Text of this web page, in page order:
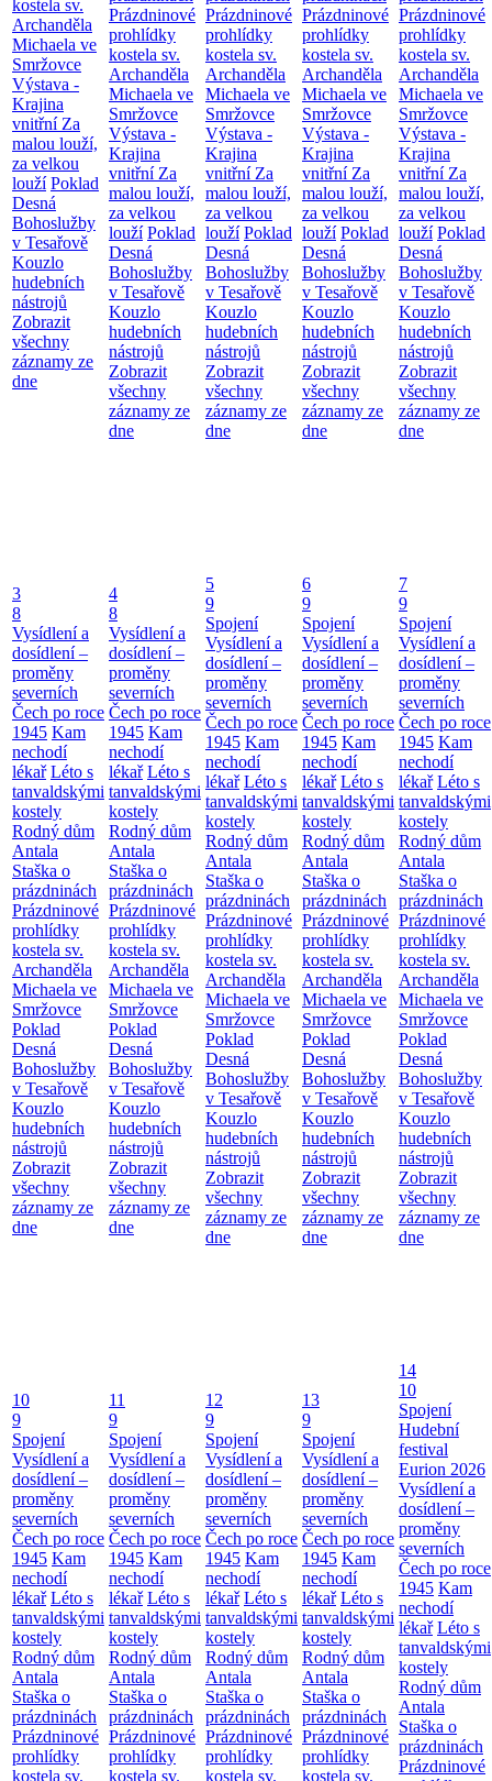
kostela sv.
Archanděla
Michaela ve
Smržovce
Výstava -
Krajina
vnitřní Za
malou louží,
za velkou
louží Poklad
Desná
Bohoslužby
v Tesařově
Kouzlo
hudebních
nástrojů
Zobrazit
všechny
záznamy ze
dne
Prázdninové
prohlídky
kostela sv.
Archanděla
Michaela ve
Smržovce
Výstava -
Krajina
vnitřní Za
malou louží,
za velkou
louží Poklad
Desná
Bohoslužby
v Tesařově
Kouzlo
hudebních
nástrojů
Zobrazit
všechny
záznamy ze
dne
Prázdninové
prohlídky
kostela sv.
Archanděla
Michaela ve
Smržovce
Výstava -
Krajina
vnitřní Za
malou louží,
za velkou
louží Poklad
Desná
Bohoslužby
v Tesařově
Kouzlo
hudebních
nástrojů
Zobrazit
všechny
záznamy ze
dne
Prázdninové
prohlídky
kostela sv.
Archanděla
Michaela ve
Smržovce
Výstava -
Krajina
vnitřní Za
malou louží,
za velkou
louží Poklad
Desná
Bohoslužby
v Tesařově
Kouzlo
hudebních
nástrojů
Zobrazit
všechny
záznamy ze
dne
Prázdninové
prohlídky
kostela sv.
Archanděla
Michaela ve
Smržovce
Výstava -
Krajina
vnitřní Za
malou louží,
za velkou
louží Poklad
Desná
Bohoslužby
v Tesařově
Kouzlo
hudebních
nástrojů
Zobrazit
všechny
záznamy ze
dne
3
8
Vysídlení a
dosídlení –
proměny
severních
Čech po roce
1945 Kam
nechodí
lékař Léto s
tanvaldskými
kostely
Rodný dům
Antala
Staška o
prázdninách
Prázdninové
prohlídky
kostela sv.
Archanděla
Michaela ve
Smržovce
Poklad
Desná
Bohoslužby
v Tesařově
Kouzlo
hudebních
nástrojů
Zobrazit
všechny
záznamy ze
dne
4
8
Vysídlení a
dosídlení –
proměny
severních
Čech po roce
1945 Kam
nechodí
lékař Léto s
tanvaldskými
kostely
Rodný dům
Antala
Staška o
prázdninách
Prázdninové
prohlídky
kostela sv.
Archanděla
Michaela ve
Smržovce
Poklad
Desná
Bohoslužby
v Tesařově
Kouzlo
hudebních
nástrojů
Zobrazit
všechny
záznamy ze
dne
5
9
Spojení
Vysídlení a
dosídlení –
proměny
severních
Čech po roce
1945 Kam
nechodí
lékař Léto s
tanvaldskými
kostely
Rodný dům
Antala
Staška o
prázdninách
Prázdninové
prohlídky
kostela sv.
Archanděla
Michaela ve
Smržovce
Poklad
Desná
Bohoslužby
v Tesařově
Kouzlo
hudebních
nástrojů
Zobrazit
všechny
záznamy ze
dne
6
9
Spojení
Vysídlení a
dosídlení –
proměny
severních
Čech po roce
1945 Kam
nechodí
lékař Léto s
tanvaldskými
kostely
Rodný dům
Antala
Staška o
prázdninách
Prázdninové
prohlídky
kostela sv.
Archanděla
Michaela ve
Smržovce
Poklad
Desná
Bohoslužby
v Tesařově
Kouzlo
hudebních
nástrojů
Zobrazit
všechny
záznamy ze
dne
7
9
Spojení
Vysídlení a
dosídlení –
proměny
severních
Čech po roce
1945 Kam
nechodí
lékař Léto s
tanvaldskými
kostely
Rodný dům
Antala
Staška o
prázdninách
Prázdninové
prohlídky
kostela sv.
Archanděla
Michaela ve
Smržovce
Poklad
Desná
Bohoslužby
v Tesařově
Kouzlo
hudebních
nástrojů
Zobrazit
všechny
záznamy ze
dne
10
9
Spojení
Vysídlení a
dosídlení –
proměny
severních
Čech po roce
1945 Kam
nechodí
lékař Léto s
tanvaldskými
kostely
Rodný dům
Antala
Staška o
prázdninách
Prázdninové
prohlídky
kostela sv.
11
9
Spojení
Vysídlení a
dosídlení –
proměny
severních
Čech po roce
1945 Kam
nechodí
lékař Léto s
tanvaldskými
kostely
Rodný dům
Antala
Staška o
prázdninách
Prázdninové
prohlídky
kostela sv.
12
9
Spojení
Vysídlení a
dosídlení –
proměny
severních
Čech po roce
1945 Kam
nechodí
lékař Léto s
tanvaldskými
kostely
Rodný dům
Antala
Staška o
prázdninách
Prázdninové
prohlídky
kostela sv.
13
9
Spojení
Vysídlení a
dosídlení –
proměny
severních
Čech po roce
1945 Kam
nechodí
lékař Léto s
tanvaldskými
kostely
Rodný dům
Antala
Staška o
prázdninách
Prázdninové
prohlídky
kostela sv.
14
10
Spojení
Hudební
festival
Eurion 2026
Vysídlení a
dosídlení –
proměny
severních
Čech po roce
1945 Kam
nechodí
lékař Léto s
tanvaldskými
kostely
Rodný dům
Antala
Staška o
prázdninách
Prázdninové